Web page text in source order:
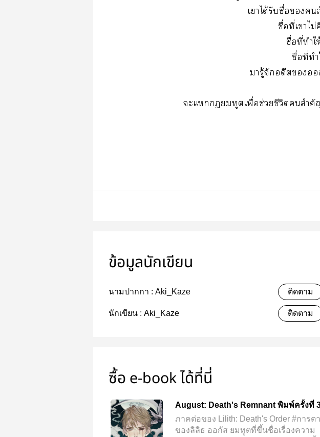
เาได้รับชื่อ
ชื่อที่เาไ
ชื่อที่ทำใ
ชื่อที่ทำ
มารู้จักอดีตออ
ะแยมทูตเพื่อช่วยชีวิตสำ
ข้อมูลนักเขียน
นามปากกา : Aki_Kaze ติดตาม
นักเขียน : Aki_Kaze ติดตาม
ซื้อ e-book ได้ที่นี่
August: Death's Remnant พิมพ์ครั้งที่
ภาคต่อของ Lilith: Death's Order #การต
ของลิลิธ ออกัส ยมทูตที่ขึ้นชื่อเรื่องความ